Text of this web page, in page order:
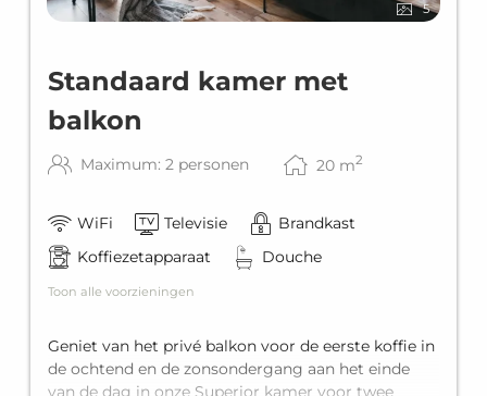
5
Standaard kamer met
balkon
Maximum: 2 personen 20 m2
WiFi Televisie
Brandkast
Koffiezetapparaat
Douche
Toon alle voorzieningen
Geniet van het privé balkon voor de eerste koffie in
de ochtend en de zonsondergang aan het einde
van de dag in onze Superior kamer voor twee